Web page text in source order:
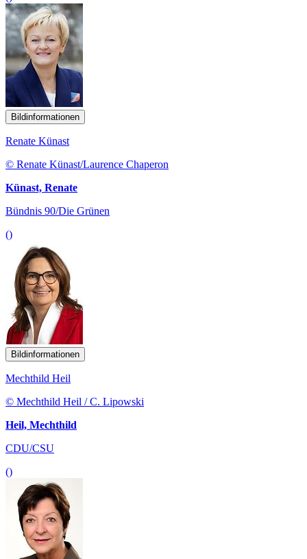
Bildinformationen
Renate Künast
© Renate Künast/Laurence Chaperon
Künast, Renate
Bündnis 90/Die Grünen
()
Bildinformationen
Mechthild Heil
© Mechthild Heil / C. Lipowski
Heil, Mechthild
CDU/CSU
()